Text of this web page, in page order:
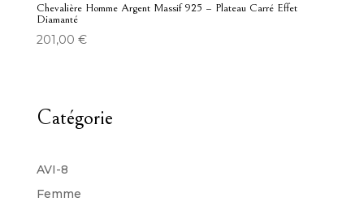
Chevalière Homme Argent Massif 925 – Plateau Carré Effet
Diamanté
201,00 €
Catégorie
AVI-8
Femme